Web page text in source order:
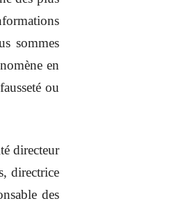
sommes
en
ou
directeur
directrice
des